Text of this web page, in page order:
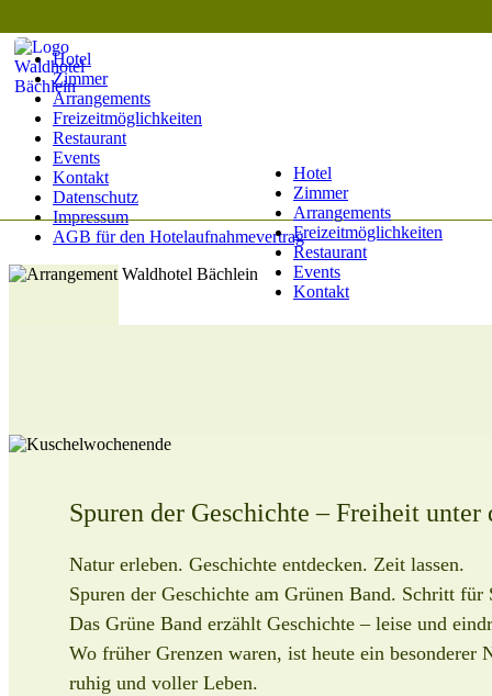
Hotel
Zimmer
Arrangements
Freizeitmöglichkeiten
Restaurant
Events
Kontakt
Datenschutz
Impressum
AGB für den Hotelaufnahmevertrag
Hotel
Zimmer
Arrangements
Freizeitmöglichkeiten
Restaurant
Events
Kontakt
Spuren der Geschichte – Freiheit unter
Natur erleben. Geschichte entdecken. Zeit lassen.
Spuren der Geschichte am Grünen Band. Schritt für
Das Grüne Band erzählt Geschichte – leise und
Wo früher Grenzen waren, ist heute ein besonderer
ruhig und voller Leben.